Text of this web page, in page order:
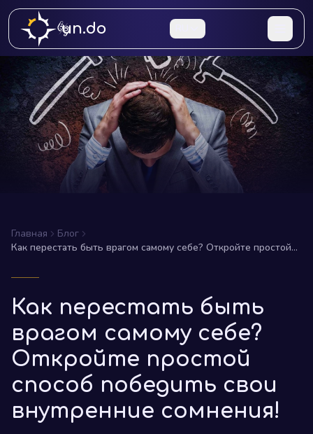
un.do
Главная
Блог
Как перестать быть врагом самому себе? Откройте простой
Как перестать быть
врагом самому себе?
Откройте простой
способ победить свои
внутренние сомнения!